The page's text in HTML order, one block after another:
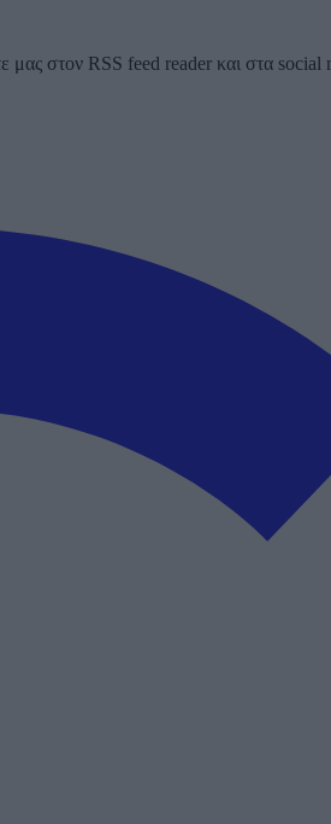
μας στον RSS feed reader και στα social